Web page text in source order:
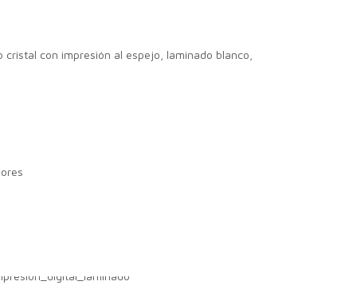
con impresión al espejo, laminado blanco,